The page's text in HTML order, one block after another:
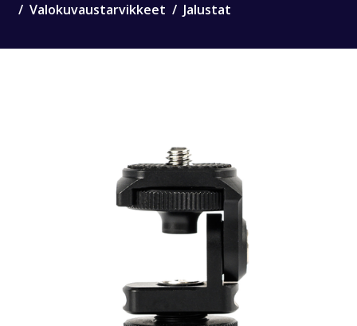
Valokuvaustarvikkeet Jalustat